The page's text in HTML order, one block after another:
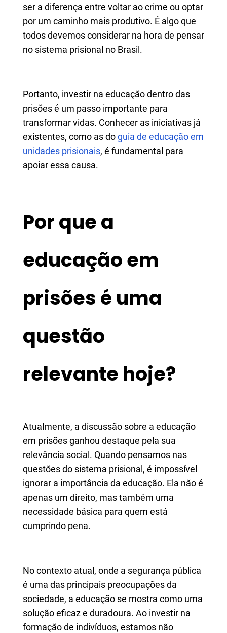
ser a diferença entre voltar ao crime ou optar
por um caminho mais produtivo. É algo que
todos devemos considerar na hora de pensar
no sistema prisional no Brasil.
Portanto, investir na educação dentro das
prisões é um passo importante para
transformar vidas. Conhecer as iniciativas já
existentes, como as doguia de educação em
unidades prisionais, é fundamental para
apoiar essa causa.
Por que a
educação em
prisões é uma
questão
relevante hoje?
Atualmente, a discussão sobre a educação
em prisões ganhou destaque pela sua
relevância social. Quando pensamos nas
questões do sistema prisional, é impossível
ignorar a importância da educação. Ela não é
apenas um direito, mas também uma
necessidade básica para quem está
cumprindo pena.
No contexto atual, onde a segurança pública
é uma das principais preocupações da
sociedade, a educação se mostra como uma
solução eficaz e duradoura. Ao investir na
formação de indivíduos, estamos não